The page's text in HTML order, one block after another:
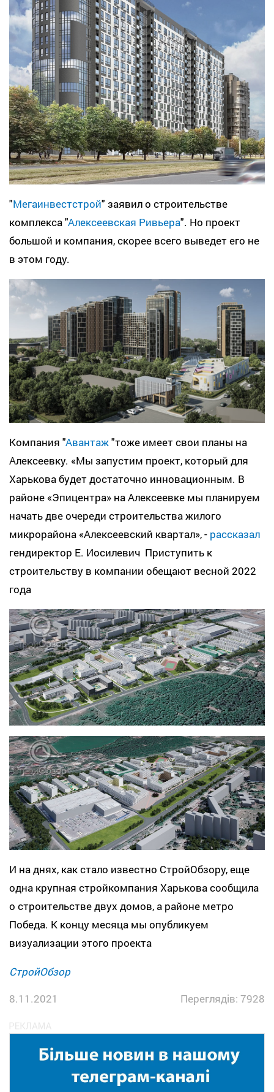
"Мегаинвестстрой" заявил о строительстве
комплекса "Алексеевская Ривьера". Но проект
большой и компания, скорее всего выведет его не
в этом году.
Компания "Авантаж"тоже имеет свои планы на
Алексеевку. «Мы запустим проект, который для
Харькова будет достаточно инновационным. В
районе «Эпицентра» на Алексеевке мы планируем
начать две очереди строительства жилого
микрорайона «Алексеевский квартал», - рассказал
гендиректор Е. Иосилевич Приступить к
строительству в компании обещают весной 2022
года
И на днях, как стало известно СтройОбзору, еще
одна крупная стройкомпания Харькова сообщила
о строительстве двух домов, а районе метро
Победа. К концу месяца мы опубликуем
визуализации этого проекта
СтройОбзор
8.11.2021
Переглядів: 7928